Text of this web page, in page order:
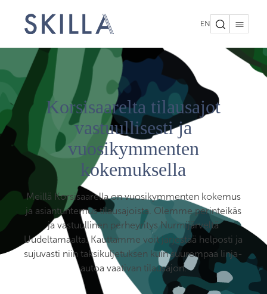
EN
Korsisaarelta tilausajot
vastuullisesti ja
vuosikymmenten
kokemuksella
Meillä Korsisaarella on vuosikymmenten kokemus
ja asiantuntemus tilausajoista. Olemme perinteikäs
ja vastuullinen perheyritys Nurmijärveltä
Uudeltamaalta. Kauttamme voit järjestää helposti ja
sujuvasti niin taksikuljetuksen kuin suurempaa linja-
autoa vaativan tilausajon.